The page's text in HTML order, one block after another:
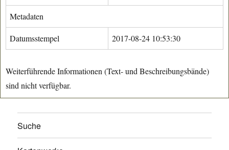
Metadaten
Datumsstempel 2017-08-24 10:53:30
Weiterführende Informationen (Text- und Beschreibungsbände)
sind nicht verfügbar.
Suche